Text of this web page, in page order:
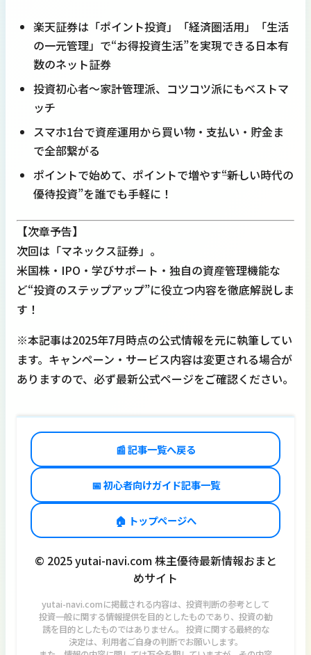
楽天証券は「ポイント投資」「経済圏活用」「生活
の一元管理」で“お得投資生活”を実現できる日本有
数のネット証券
投資初心者～家計管理派、コツコツ派にもベストマ
ッチ
スマホ1台で資産運用から買い物・支払い・貯金ま
で全部繋がる
ポイントで始めて、ポイントで増やす――“新しい時代の
優待投資”を誰でも手軽に！
【次章予告】
次回は「マネックス証券」。
米国株・IPO・学びサポート・独自の資産管理機能な
ど“投資のステップアップ”に役立つ内容を徹底解説しま
す！
※本記事は2025年7月時点の公式情報を元に執筆してい
ます。キャンペーン・サービス内容は変更される場合が
ありますので、必ず最新公式ページをご確認ください。
📰 記事一覧へ戻る
📅 初心者向けガイド記事一覧
🏠 トップページへ
© 2025 yutai-navi.com 株主優待最新情報おまと
めサイト
yutai-navi.comに掲載される内容は、投資判断の参考として
投資一般に関する情報提供を目的としたものであり、投資の勧
誘を目的としたものではありません。 投資に関する最終的な
決定は、利用者ご自身の判断でお願いします。